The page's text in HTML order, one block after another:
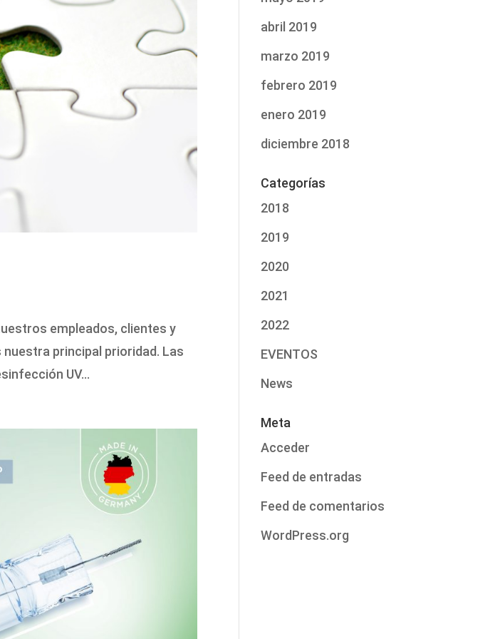
empleados, clientes y
principal prioridad. Las
UV...
abril 2019
marzo 2019
febrero 2019
enero 2019
diciembre 2018
Categorías
2018
2019
2020
2021
2022
EVENTOS
News
Meta
Acceder
Feed de entradas
Feed de comentarios
WordPress.org